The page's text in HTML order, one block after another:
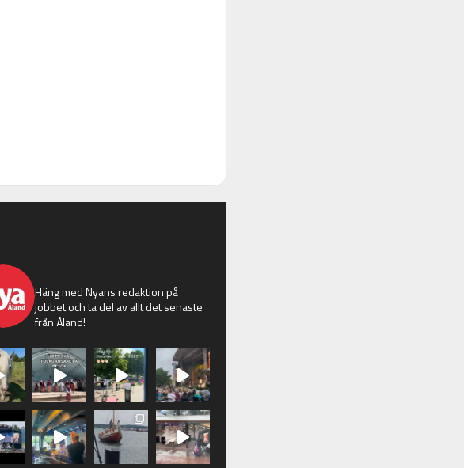
Häng med Nyans redaktion på
jobbet och ta del av allt det senaste
från Åland!